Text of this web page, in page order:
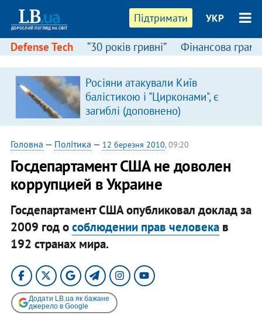
Підтримати УКР
Defense Tech “30 років гривні” Фінансова
Росіяни атакували Київ
балістикою і "Цирконами", є
загиблі (доповнено)
Головна — Політика — 12 березня 2010, 09:20
Госдепартамент США не доволен
коррупцией в Украине
Госдепартамент США опубликовал доклад за
2009 год особлюдении прав человекав
192 странах мира.
Додати LB.ua як бажане
джерело в Google